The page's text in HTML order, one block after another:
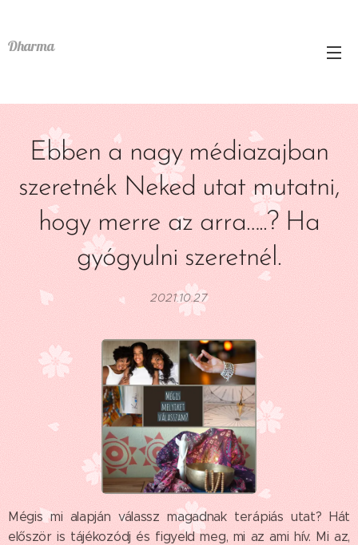
Dharma
Ebben a nagy médiazajban
szeretnék Neked utat mutatni,
hogy merre az arra…..? Ha
gyógyulni szeretnél.
2021.10.27
Mégis mi alapján válassz magadnak terápiás utat? Hát
először is tájékozódj és figyeld meg, mi az ami hív. Mi az,